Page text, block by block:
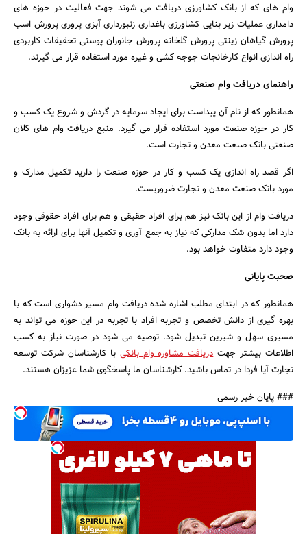
وام های که از بانک کشاورزی دریافت می شوند جهت فعالیت در حوزه های
دامداری عملیات زیر بنایی کشاورزی باغداری زنبورداری آبزی‌ پروری پرورش اسب
پرورش گیاهان زینتی پرورش گلخانه پرورش جانوران پوستی تحقیقات کاربردی
راه اندازی انواع کارخانجات جوجه کشی و غیره مورد استفاده قرار می گیرند.
راهنمای دریافت وام صنعتی
همانطور که از نام آن پیداست برای ایجاد سرمایه در گردش و شروع یک کسب و
کار در حوزه صنعت مورد استفاده قرار می گیرد. منبع دریافت وام های کلان
صنعتی بانک صنعت معدن و تجارت است.
اگر قصد راه اندازی یک کسب و کار در حوزه صنعت را دارید تکمیل مدارک و
مورد بانک صنعت معدن و تجارت ضروریست.
دریافت وام از این بانک نیز هم برای افراد حقیقی و هم برای افراد حقوقی وجود
دارد اما بدون شک مدارکی که نیاز به جمع آوری و تکمیل آنها برای ارائه به بانک
وجود دارد متفاوت خواهد بود.
صحبت پایانی
همانطور که در ابتدای مطلب اشاره شده دریافت وام مسیر دشواری است که با
بهره گیری از دانش تخصص و تجربه افراد با تجربه در این حوزه می تواند به
مسیری سهل و شیرین تبدیل شود. توصیه می شود در صورت نیاز به کسب
اطلاعات بیشتر جهتدریافت مشاوره وام بانکی با کارشناسان شرکت توسعه
تجارت آیا فردا در تماس باشید. کارشناسان ما پاسخگوی شما عزیزان هستند.
### پایان خبر رسمی